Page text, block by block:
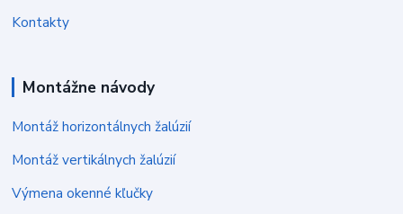
Kontakty
Montážne návody
Montáž horizontálnych žalúzií
Montáž vertikálnych žalúzií
Výmena okenné kľučky